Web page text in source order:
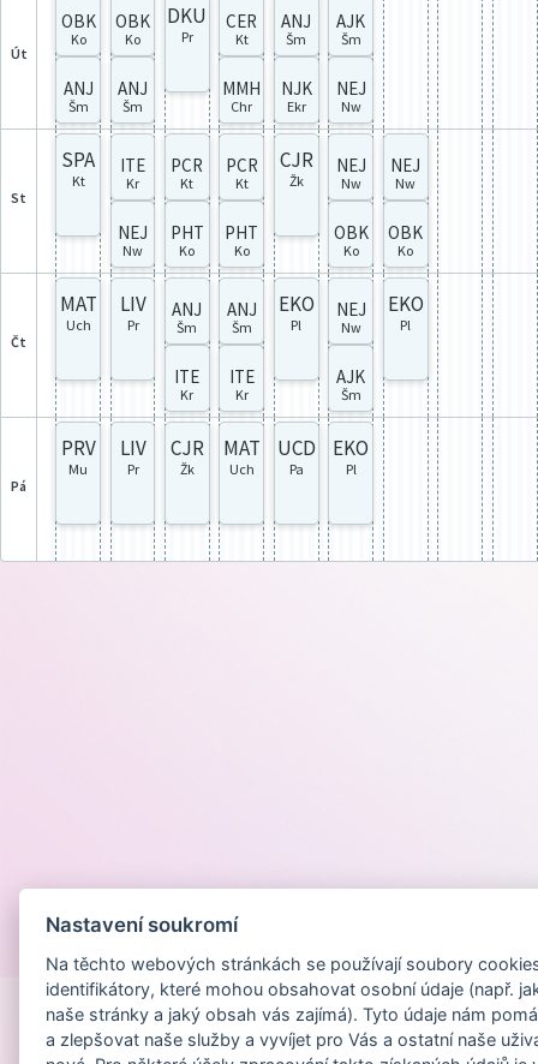
út
OBK
Ko
ANJ
Šm
OBK
Ko
ANJ
Šm
DKU
Pr
CER
Kt
MMH
Chr
ANJ
Šm
NJK
Ekr
AJK
Šm
NEJ
Nw
st
SPA
Kt
ITE
Kr
NEJ
Nw
PCR
Kt
PHT
Ko
PCR
Kt
PHT
Ko
CJR
Žk
NEJ
Nw
OBK
Ko
NEJ
Nw
OBK
Ko
čt
MAT
Uch
LIV
Pr
ANJ
Šm
ITE
Kr
ANJ
Šm
ITE
Kr
EKO
Pl
NEJ
Nw
AJK
Šm
EKO
Pl
pá
PRV
Mu
LIV
Pr
CJR
Žk
MAT
Uch
UCD
Pa
EKO
Pl
Nastavení soukromí
Na těchto webových stránkách se používají soubory
identifikátory, které mohou obsahovat osobní údaje (např.
naše stránky a jaký obsah vás zajímá). Tyto údaje nám
a zlepšovat naše služby a vyvíjet pro Vás a ostatní naše